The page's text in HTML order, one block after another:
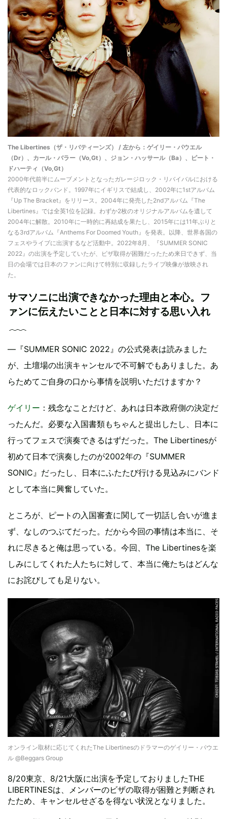
The Libertines（ザ・リバティーンズ） / 左から：ゲイリー・パウエル
（Dr）、カール・バラー（Vo,Gt）、ジョン・ハッサール（Ba）、ピート・
ドハーティ（Vo,Gt）
2000年代前半にムーブメントとなったガレージロック・リバイバルにおける
代表的なロックバンド。1997年にイギリスで結成し、2002年に1stアルバム
『Up The Bracket』をリリース。2004年に発売した2ndアルバム『The
Libertines』では全英1位を記録。わずか2枚のオリジナルアルバムを遺して
2004年に解散。2010年に一時的に再結成を果たし、2015年には11年ぶりと
なる3rdアルバム『Anthems For Doomed Youth』を発表。以降、世界各国の
フェスやライブに出演するなど活動中。2022年8月、『SUMMER SONIC
2022』の出演を予定していたが、ビザ取得が困難だったため来日できず、当
日の会場では日本のファンに向けて特別に収録したライブ映像が放映され
た。
サマソニに出演できなかった理由と本心。フ
ァンに伝えたいことと日本に対する思い入れ
―『SUMMER SONIC 2022』の公式発表は読みました
が、土壇場の出演キャンセルで不可解でもありました。あ
らためてご自身の口から事情を説明いただけますか？
ゲイリー ：残念なことだけど、あれは日本政府側の決定だ
ったんだ。必要な入国書類もちゃんと提出したし、日本に
行ってフェスで演奏できるはずだった。The Libertinesが
初めて日本で演奏したのが2002年の『SUMMER
SONIC』だったし、日本にふたたび行ける見込みにバンド
として本当に興奮していた。
ところが、ピートの入国審査に関して一切話し合いが進ま
ず、なしのつぶてだった。だから今回の事情は本当に、そ
れに尽きると俺は思っている。今回、The Libertinesを楽
しみにしてくれた人たちに対して、本当に俺たちはどんな
にお詫びしても足りない。
オンライン取材に応じてくれたThe Libertinesのドラマーのゲイリー・パウエ
ル @Beggars Group
8/20東京、8/21大阪に出演を予定しておりましたTHE
LIBERTINESは、メンバーのビザの取得が困難と判断され
たため、キャンセルせざるを得ない状況となりました。